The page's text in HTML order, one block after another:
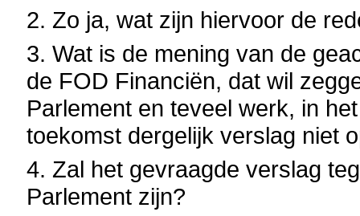
2. Zo ja, wat zijn hiervoor de
3. Wat is de mening van de
de FOD Financiën, dat wil
Parlement en teveel werk, in
toekomst dergelijk verslag niet
4. Zal het gevraagde verslag
Parlement zijn?